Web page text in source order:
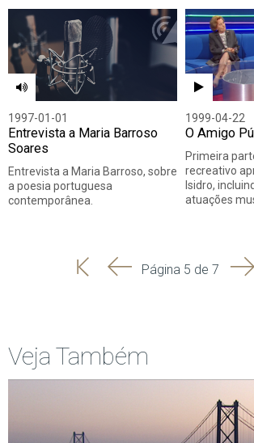
1997-01-01
Entrevista a Maria Barroso
Soares
Entrevista a Maria Barroso, sobre
a poesia portuguesa
contemporânea.
1999-04-22
O Amigo
Primeira
recreativo
Isidro,
atuações
'
'
Página 5 de 7
Veja Também